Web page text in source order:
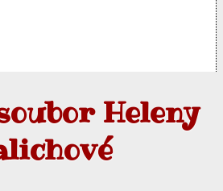
Heleny